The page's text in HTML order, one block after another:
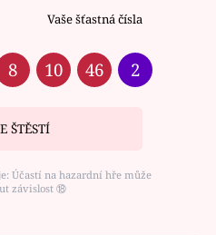
Vaše šťastná čísla
8 10 46 2
ŠTĚSTÍ
Účastí na hazardní hře může
závislost ⑱